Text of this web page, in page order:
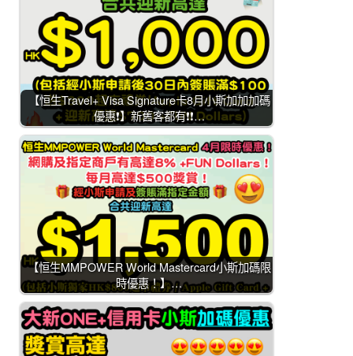
【恒生Travel+ Visa Signature卡8月小斯加加加碼
優惠❗】新舊客都有❗❗…
【恒生MMPOWER World Mastercard小斯加碼限
時優惠！】…